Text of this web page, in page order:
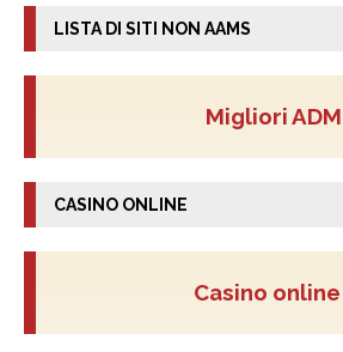
LISTA DI SITI NON AAMS
Migliori ADM
CASINO ONLINE
Casino online